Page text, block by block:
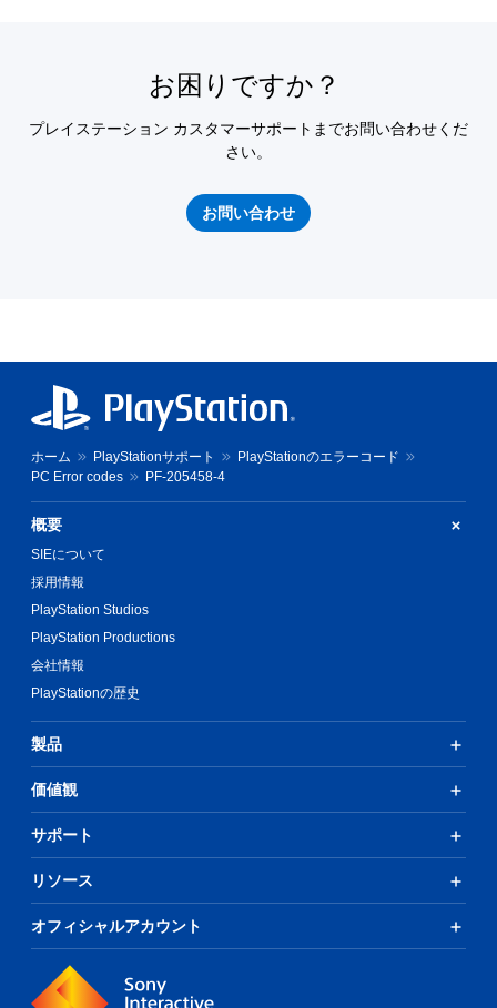
お困りですか？
プレイステーション カスタマーサポートまでお問い合わせくだ
さい。
お問い合わせ
ホーム PlayStationサポート
PlayStationのエラーコード
PC Error codes
PF-205458-4
概要
SIEについて
採用情報
PlayStation Studios
PlayStation Productions
会社情報
PlayStationの歴史
製品
価値観
サポート
リソース
オフィシャルアカウント